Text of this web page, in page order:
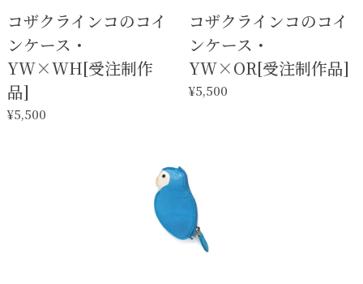
コザクラインコのコイ
ンケース・
YW×WH[受注制作
品]
¥5,500
コザクラインコのコイ
ンケース・
YW×OR[受注制作品]
¥5,500